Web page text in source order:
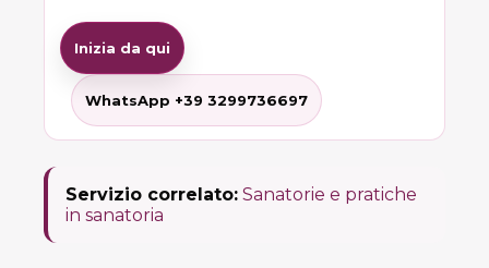
Inizia da qui
WhatsApp +39 3299736697
Servizio correlato: Sanatorie e pratiche
in sanatoria